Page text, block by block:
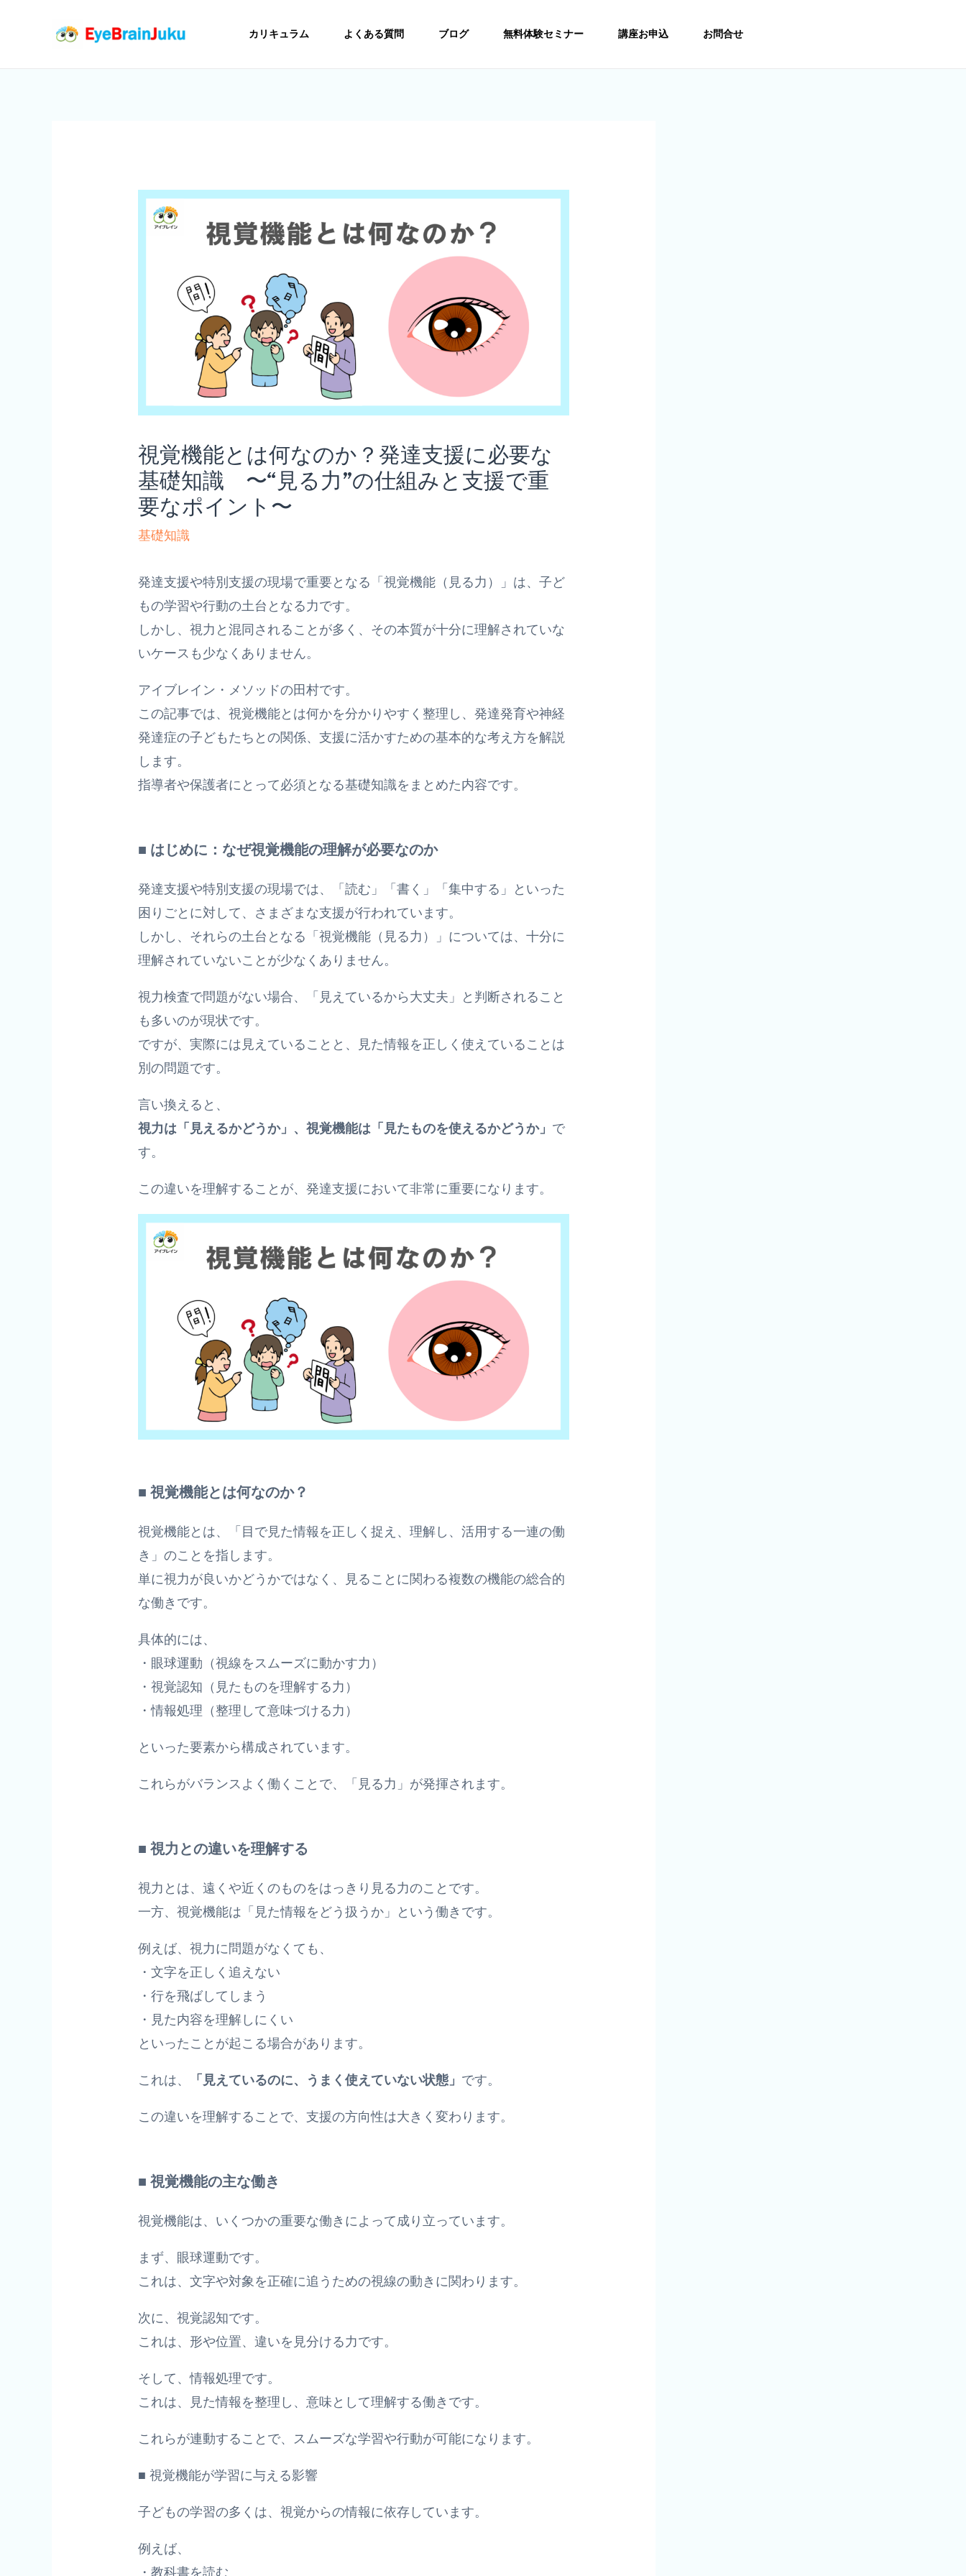
カリキュラム よくある質問 ブログ 無料体験セミナー 講座お申込 お問合せ
視覚機能とは何なのか？発達支援に必要な
基礎知識 〜“見る力”の仕組みと支援で重
要なポイント〜
基礎知識
発達支援や特別支援の現場で重要となる「視覚機能（見る力）」は、子ど
もの学習や行動の土台となる力です。
しかし、視力と混同されることが多く、その本質が十分に理解されていな
いケースも少なくありません。
アイブレイン・メソッドの田村です。
この記事では、視覚機能とは何かを分かりやすく整理し、発達発育や神経
発達症の子どもたちとの関係、支援に活かすための基本的な考え方を解説
します。
指導者や保護者にとって必須となる基礎知識をまとめた内容です。
■ はじめに：なぜ視覚機能の理解が必要なのか
発達支援や特別支援の現場では、「読む」「書く」「集中する」といった
困りごとに対して、さまざまな支援が行われています。
しかし、それらの土台となる「視覚機能（見る力）」については、十分に
理解されていないことが少なくありません。
視力検査で問題がない場合、「見えているから大丈夫」と判断されること
も多いのが現状です。
ですが、実際には見えていることと、見た情報を正しく使えていることは
別の問題です。
言い換えると、
視力は「見えるかどうか」、視覚機能は「見たものを使えるかどうか」 で
す。
この違いを理解することが、発達支援において非常に重要になります。
■ 視覚機能とは何なのか？
視覚機能とは、「目で見た情報を正しく捉え、理解し、活用する一連の働
き」のことを指します。
単に視力が良いかどうかではなく、見ることに関わる複数の機能の総合的
な働きです。
具体的には、
・眼球運動（視線をスムーズに動かす力）
・視覚認知（見たものを理解する力）
・情報処理（整理して意味づける力）
といった要素から構成されています。
これらがバランスよく働くことで、「見る力」が発揮されます。
■ 視力との違いを理解する
視力とは、遠くや近くのものをはっきり見る力のことです。
一方、視覚機能は「見た情報をどう扱うか」という働きです。
例えば、視力に問題がなくても、
・文字を正しく追えない
・行を飛ばしてしまう
・見た内容を理解しにくい
といったことが起こる場合があります。
これは、 「見えているのに、うまく使えていない状態」 です。
この違いを理解することで、支援の方向性は大きく変わります。
■ 視覚機能の主な働き
視覚機能は、いくつかの重要な働きによって成り立っています。
まず、眼球運動です。
これは、文字や対象を正確に追うための視線の動きに関わります。
次に、視覚認知です。
これは、形や位置、違いを見分ける力です。
そして、情報処理です。
これは、見た情報を整理し、意味として理解する働きです。
これらが連動することで、スムーズな学習や行動が可能になります。
■ 視覚機能が学習に与える影響
子どもの学習の多くは、視覚からの情報に依存しています。
例えば、
・教科書を読む